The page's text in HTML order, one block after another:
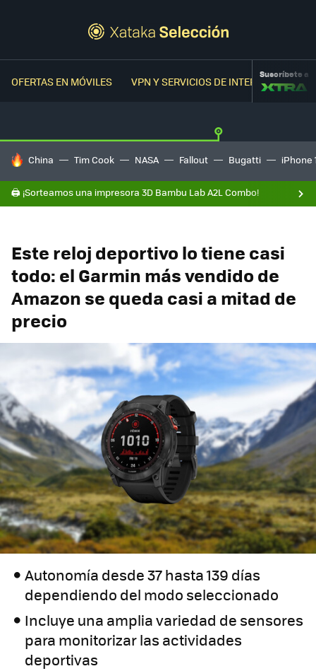
OFERTAS EN MÓVILES VPN Y SERVICIOS DE INTERNETSuscríbete a
HOY SE HABLA DE
China Tim Cook NASA Fallout Bugatti iPhone
🖨️ ¡Sorteamos una impresora 3D Bambu Lab A2L Combo!
Este reloj deportivo lo tiene casi
todo: el Garmin más vendido de
Amazon se queda casi a mitad de
precio
Autonomía desde 37 hasta 139 días
dependiendo del modo seleccionado
Incluye una amplia variedad de sensores
para monitorizar las actividades
deportivas